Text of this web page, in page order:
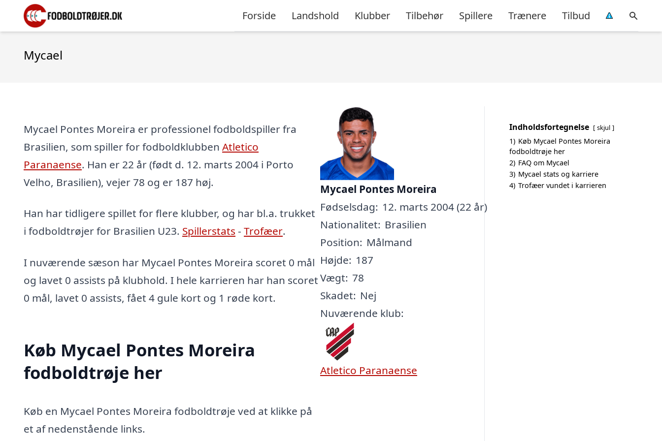
Forside Landshold Klubber Tilbehør Spillere Trænere Tilbud
Mycael
Mycael Pontes Moreira er professionel fodboldspiller fra
Brasilien, som spiller for fodboldklubben Atletico
Paranaense. Han er 22 år (født d. 12. marts 2004 i Porto
Velho, Brasilien), vejer 78 og er 187 høj.
Han har tidligere spillet for flere klubber, og har bl.a. trukket
i fodboldtrøjer for Brasilien U23. Spillerstats - Trofæer.
I nuværende sæson har Mycael Pontes Moreira scoret 0 mål
og lavet 0 assists på klubhold. I hele karrieren har han scoret
0 mål, lavet 0 assists, fået 4 gule kort og 1 røde kort.
Køb Mycael Pontes Moreira
fodboldtrøje her
Køb en Mycael Pontes Moreira fodboldtrøje ved at klikke på
et af nedenstående links.
Mycael Pontes Moreira
Fødselsdag: 12. marts 2004 (22 år)
Nationalitet: Brasilien
Position: Målmand
Højde: 187
Vægt: 78
Skadet: Nej
Nuværende klub:
Atletico Paranaense
Indholdsfortegnelse skjul
1) Køb Mycael Pontes Moreira
fodboldtrøje her
2) FAQ om Mycael
3) Mycael stats og karriere
4) Trofæer vundet i karrieren